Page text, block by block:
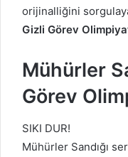
orijinalliğini
Gizli Görev
Mühürler
Görev
SIKI DUR!
Mühürler Sandığı